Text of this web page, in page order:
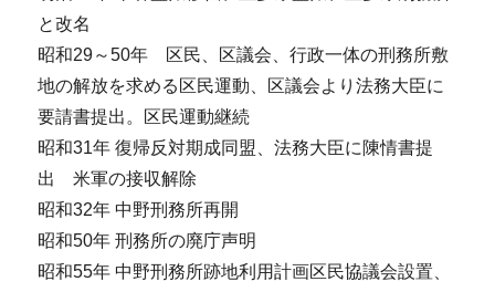
と改名
昭和29～50年 区民、区議会、行政一体の刑務所敷
地の解放を求める区民運動、区議会より法務大臣に
要請書提出。区民運動継続
昭和31年 復帰反対期成同盟、法務大臣に陳情書提
出 米軍の接収解除
昭和32年 中野刑務所再開
昭和50年 刑務所の廃庁声明
昭和55年 中野刑務所跡地利用計画区民協議会設置、